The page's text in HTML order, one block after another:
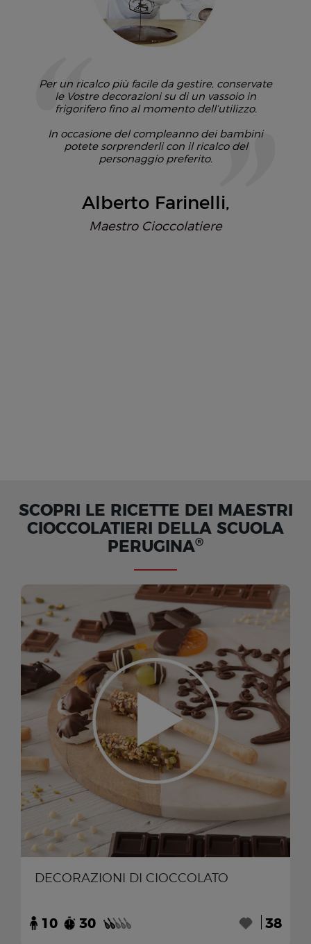
Per un ricalco più facile da gestire, conservate
le Vostre decorazioni su di un vassoio in
frigorifero fino al momento dell’utilizzo.
In occasione del compleanno dei bambini
potete sorprenderli con il ricalco del
personaggio preferito.
Alberto Farinelli
Maestro Cioccolatiere
SCOPRI LE RICETTE DEI MAESTRI
CIOCCOLATIERI DELLA SCUOLA
PERUGINA®
DECORAZIONI DI CIOCCOLATO
10 30 38